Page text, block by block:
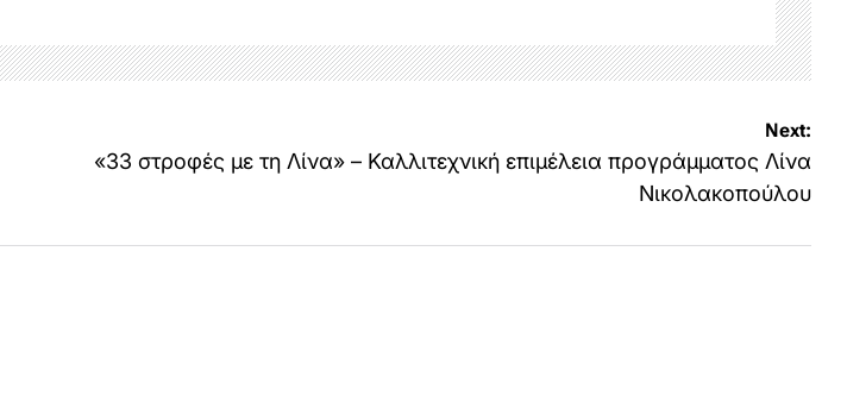
Next:
«33 στροφές με τη Λίνα» – Καλλιτεχνική επιμέλεια προγράμματος Λίνα
Νικολακοπούλου